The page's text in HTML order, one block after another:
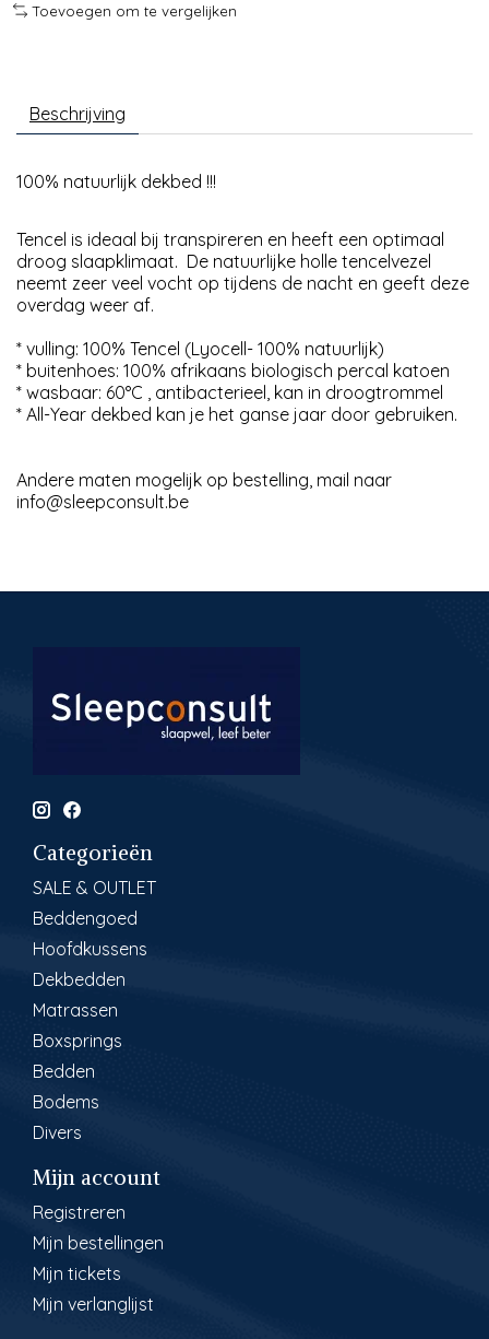
Toevoegen om te vergelijken
Beschrijving
100% natuurlijk dekbed !!!
Tencel is ideaal bij transpireren en heeft een optimaal
droog slaapklimaat. De natuurlijke holle tencelvezel
neemt zeer veel vocht op tijdens de nacht en geeft deze
overdag weer af.
* vulling: 100% Tencel (Lyocell- 100% natuurlijk)
* buitenhoes: 100% afrikaans biologisch percal katoen
* wasbaar: 60°C , antibacterieel, kan in droogtrommel
* All-Year dekbed kan je het ganse jaar door gebruiken.
Andere maten mogelijk op bestelling, mail naar
info@sleepconsult.be
Categorieën
SALE & OUTLET
Beddengoed
Hoofdkussens
Dekbedden
Matrassen
Boxsprings
Bedden
Bodems
Divers
Mijn account
Registreren
Mijn bestellingen
Mijn tickets
Mijn verlanglijst